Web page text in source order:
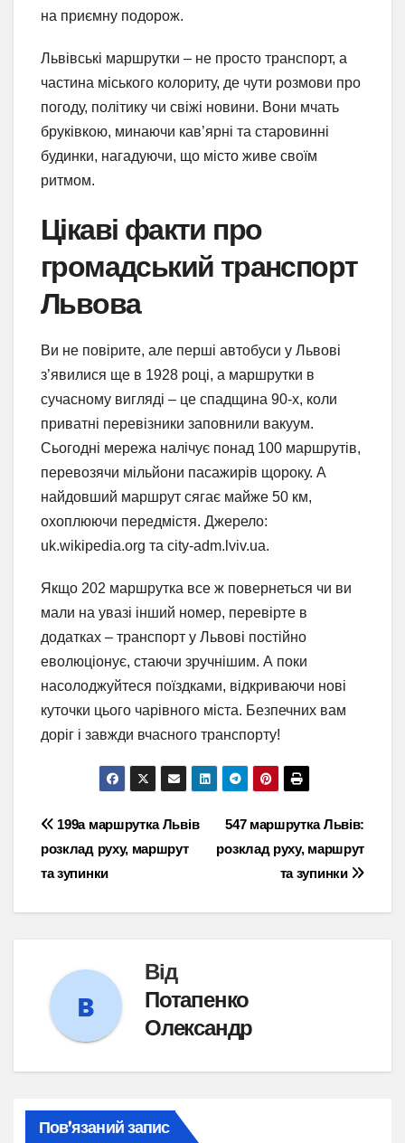
на приємну подорож.
Львівські маршрутки – не просто транспорт, а
частина міського колориту, де чути розмови про
погоду, політику чи свіжі новини. Вони мчать
бруківкою, минаючи кав’ярні та старовинні
будинки, нагадуючи, що місто живе своїм
ритмом.
Цікаві факти про
громадський транспорт
Львова
Ви не повірите, але перші автобуси у Львові
з’явилися ще в 1928 році, а маршрутки в
сучасному вигляді – це спадщина 90-х, коли
приватні перевізники заповнили вакуум.
Сьогодні мережа налічує понад 100 маршрутів,
перевозячи мільйони пасажирів щороку. А
найдовший маршрут сягає майже 50 км,
охоплюючи передмістя. Джерело:
uk.wikipedia.org та city-adm.lviv.ua.
Якщо 202 маршрутка все ж повернеться чи ви
мали на увазі інший номер, перевірте в
додатках – транспорт у Львові постійно
еволюціонує, стаючи зручнішим. А поки
насолоджуйтеся поїздками, відкриваючи нові
куточки цього чарівного міста. Безпечних вам
доріг і завжди вчасного транспорту!
Навігація
записів
547 маршрутка Львів:
розклад руху, маршрут
та зупинки
199а маршрутка Львів
розклад руху, маршрут
та зупинки
Від
Потапенко
Олександр
Пов’язаний запис